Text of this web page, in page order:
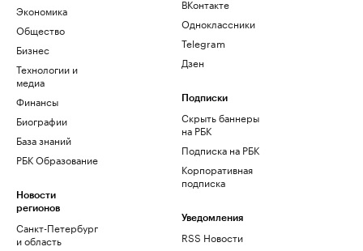
Экономика
Общество
Бизнес
Технологии и
медиа
Финансы
Биографии
База знаний
РБК Образование
Новости
регионов
Санкт-Петербург
и область
ВКонтакте
Одноклассники
Telegram
Дзен
Подписки
Скрыть баннеры
на РБК
Подписка на РБК
Корпоративная
подписка
Уведомления
RSS Новости